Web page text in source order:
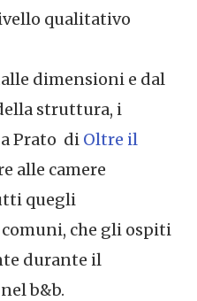
qualitativo
dimensioni e dal
struttura, i
Prato di Oltre il
alle camere
quegli
che gli ospiti
durante il
b&b.